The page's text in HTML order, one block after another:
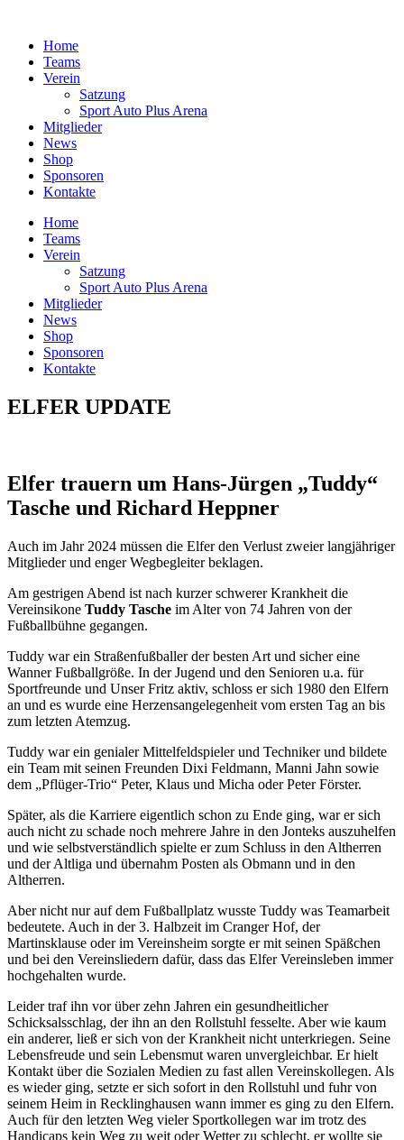
springenHome
Teams
Verein
Satzung
Sport Auto Plus Arena
Mitglieder
News
Shop
Sponsoren
Kontakte
Home
Teams
Verein
Satzung
Sport Auto Plus Arena
Mitglieder
News
Shop
Sponsoren
Kontakte
ELFER UPDATE
Elfer trauern um Hans-Jürgen „Tuddy“
Tasche und Richard Heppner
Auch im Jahr 2024 müssen die Elfer den Verlust zweier langjähriger
Mitglieder und enger Wegbegleiter beklagen.
Am gestrigen Abend ist nach kurzer schwerer Krankheit die
Vereinsikone Tuddy Tasche im Alter von 74 Jahren von der
Fußballbühne gegangen.
Tuddy war ein Straßenfußballer der besten Art und sicher eine
Wanner Fußballgröße. In der Jugend und den Senioren u.a. für
Sportfreunde und Unser Fritz aktiv, schloss er sich 1980 den Elfern
an und es wurde eine Herzensangelegenheit vom ersten Tag an bis
zum letzten Atemzug.
Tuddy war ein genialer Mittelfeldspieler und Techniker und bildete
ein Team mit seinen Freunden Dixi Feldmann, Manni Jahn sowie
dem „Pflüger-Trio“ Peter, Klaus und Micha oder Peter Förster.
Später, als die Karriere eigentlich schon zu Ende ging, war er sich
auch nicht zu schade noch mehrere Jahre in den Jonteks auszuhelfen
und wie selbstverständlich spielte er zum Schluss in den Altherren
und der Altliga und übernahm Posten als Obmann und in den
Altherren.
Aber nicht nur auf dem Fußballplatz wusste Tuddy was Teamarbeit
bedeutete. Auch in der 3. Halbzeit im Cranger Hof, der
Martinsklause oder im Vereinsheim sorgte er mit seinen Späßchen
und bei den Vereinsliedern dafür, dass das Elfer Vereinsleben immer
hochgehalten wurde.
Leider traf ihn vor über zehn Jahren ein gesundheitlicher
Schicksalsschlag, der ihn an den Rollstuhl fesselte. Aber wie kaum
ein anderer, ließ er sich von der Krankheit nicht unterkriegen. Seine
Lebensfreude und sein Lebensmut waren unvergleichbar. Er hielt
Kontakt über die Sozialen Medien zu fast allen Vereinskollegen. Als
es wieder ging, setzte er sich sofort in den Rollstuhl und fuhr von
seinem Heim in Recklinghausen wann immer es ging zu den Elfern.
Auch für den letzten Weg vieler Sportkollegen war im trotz des
Handicaps kein Weg zu weit oder Wetter zu schlecht, er wollte sie